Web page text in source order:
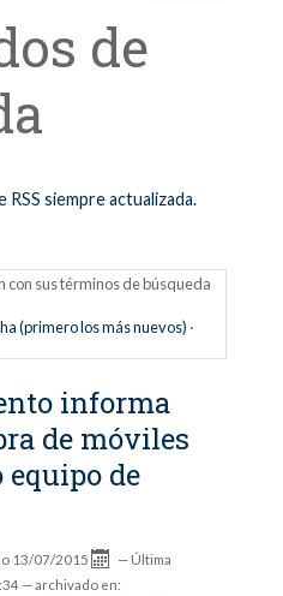
de
siempre actualizada.
sus términos de búsqueda
(primero los más nuevos) ·
informa
de móviles
de
13/07/2015 — Última
— archivado en: